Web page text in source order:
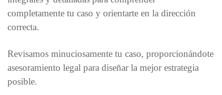
completamente tu caso y orientarte en la dirección
correcta.
Revisamos minuciosamente tu caso, proporcionándote
asesoramiento legal para diseñar la mejor estrategia
posible.